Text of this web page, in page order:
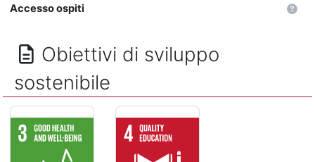
Accesso ospiti
Obiettivi di sviluppo
sostenibile
SALUTE E BENESSERE - Assicurare la salute e il
ISTRUZIONE DI QUALITÁ -